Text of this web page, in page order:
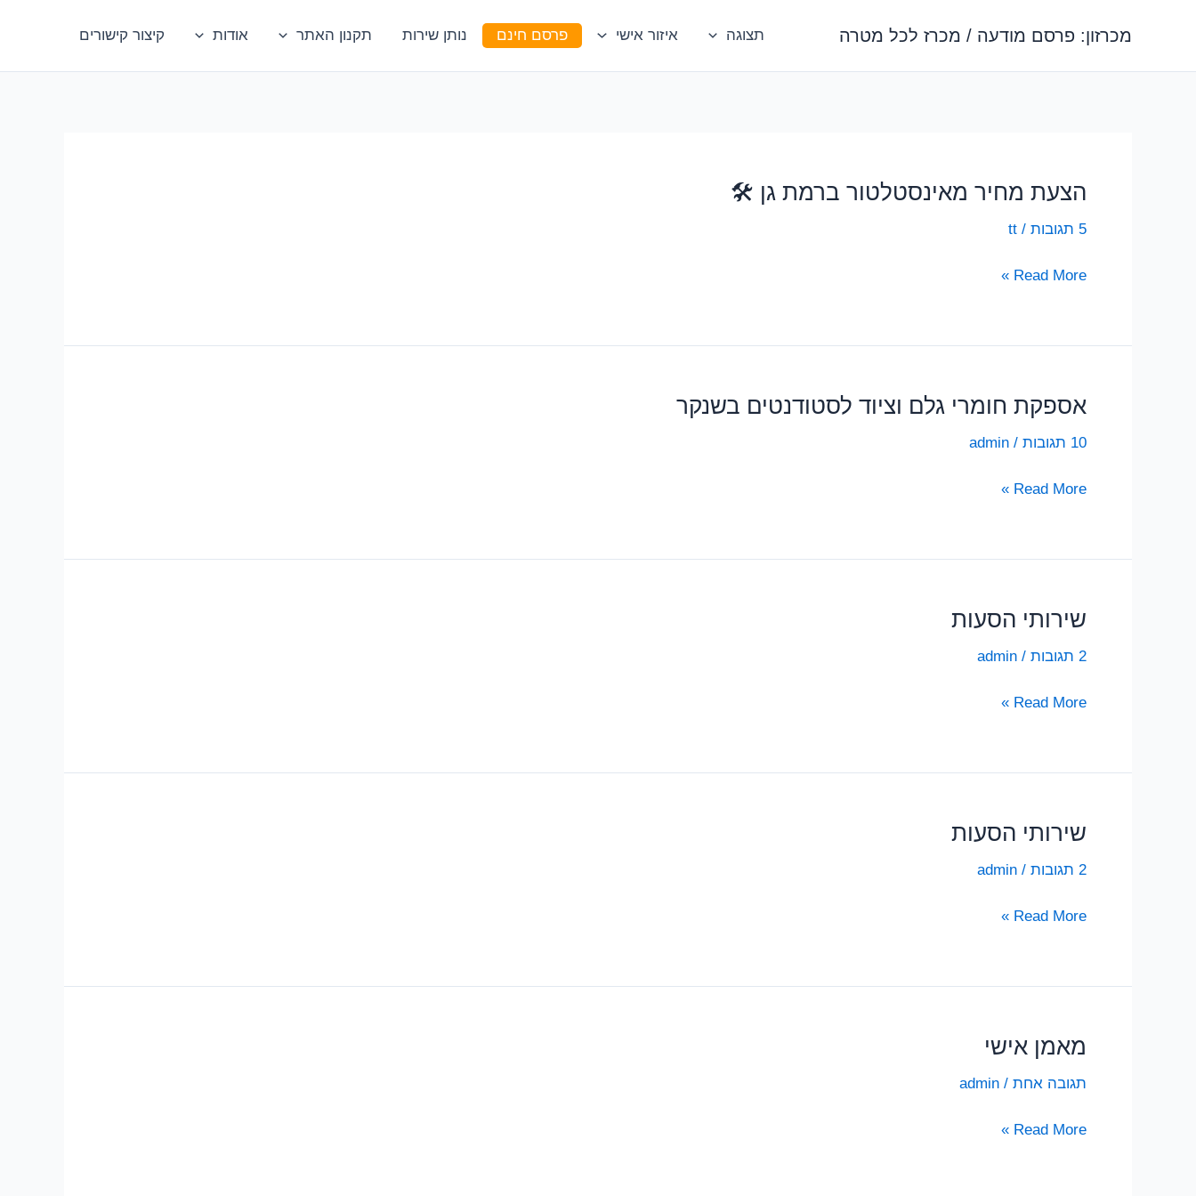
מכרזון: פרסם מודעה / מכרז לכל מטרה תצוגה איזור אישי פרסם חינם נותן שירות תקנון האתר אודות קיצור קישורים
הצעת מחיר מאינסטלטור ברמת גן 🛠️
5 תגובות /
tt
הצעת
ברמת
🛠️
Read More »
אספקת חומרי גלם וציוד לסטודנטים בשנקר
10 תגובות /
admin
אספקת
וציוד
בשנקר
Read More »
שירותי הסעות
2 תגובות /
admin
שירותי
Read More »
שירותי הסעות
2 תגובות /
admin
שירותי
Read More »
מאמן אישי
תגובה אחת /
admin
מאמן
Read More »